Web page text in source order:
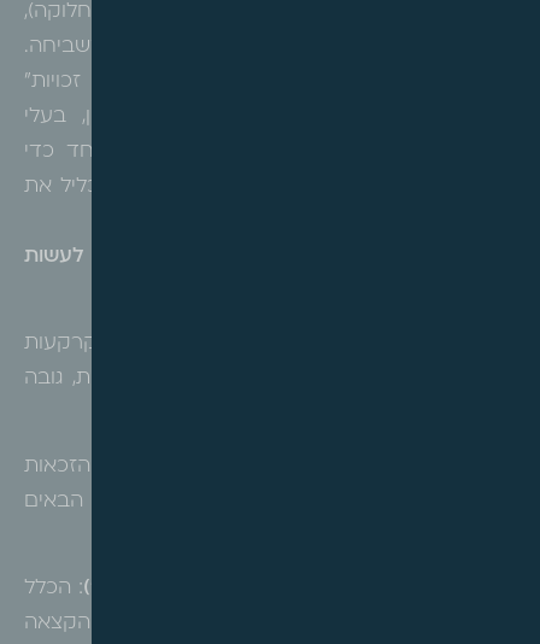
בשלב מאוחר יותר (במסגרת פרוטוקול החלוקה),
לאחר כניסתה לתוקף של התכנית המשביחה.
רכישה או העברה זו מהווה כאמור "מימוש זכויות"
ששולל את הזכות לפטור. במקרה הנדון, בעלי
הקרקע שמכרו את זכויותיהם במגרש אחד כדי
לקבל דירה שלמה במגרש השני – איבדו כליל את
המדריך המעשי: מה נדרש מבעל קרקע לעשות
פסק הדין מבהיר כי השאיפה המובנת של בעלי קרקעות
להימנע משותפות ("מושע") ולהגיע לדירות שלמות, גובה
לכן, כדי להימנע מהיקלעות למצב שבו נשללת הזכאות
לפטור, מומלץ לבעלי קרקע לנקוט בצעדים הבאים
מעורבות אקטיבית בשלב התכנון ("המצב היוצא"): הכלל
החשוב ביותר הוא לנסות ולהשפיע על טבלאות ההקצאה